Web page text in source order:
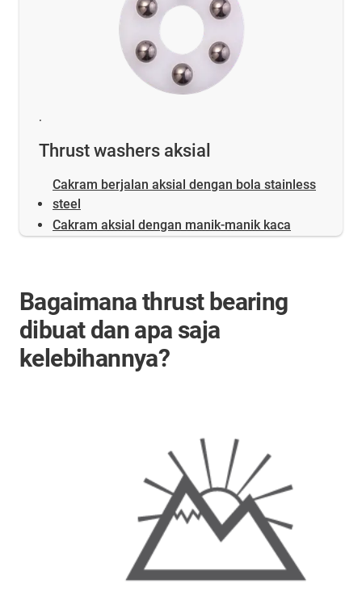
.
Thrust washers aksial
Cakram berjalan aksial dengan bola stainless
steel
Cakram aksial dengan manik-manik kaca
Bagaimana thrust bearing
dibuat dan apa saja
kelebihannya?